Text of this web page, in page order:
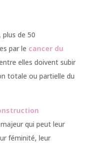
plus de 50
par le cancer du
elles doivent subir
totale ou partielle du
qui peut leur
féminité, leur